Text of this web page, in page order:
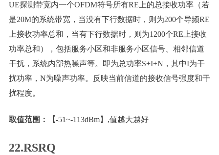
UE探测带宽内一个OFDM符号所有RE上的总接收功率（若
是20M的系统带宽，当没有下行数据时，则为200个导频RE
上接收功率总和，当有下行数据时，则为1200个RE上接收
功率总和），包括服务小区和非服务小区信号、相邻信道
干扰，系统内部热噪声等。即为总功率S+I+N，其中I为干
扰功率，N为噪声功率。反映当前信道的接收信号强度和干
扰程度。
取值范围：【-51~-113dBm】,值越大越好
22.RSRQ